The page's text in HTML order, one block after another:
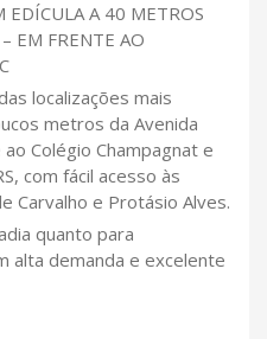
EDÍCULA A 40 METROS
EM FRENTE AO
localizações mais
metros da Avenida
Colégio Champagnat e
com fácil acesso às
Carvalho e Protásio Alves.
quanto para
alta demanda e excelente